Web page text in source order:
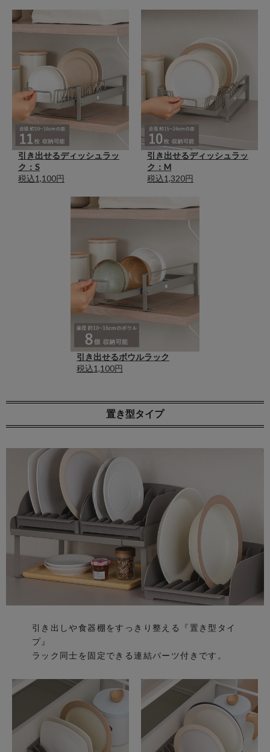
引き出せるディッシュラッ
ク：S
税込1,100円
引き出せるディッシュラッ
ク：M
税込1,320円
引き出せるボウルラック
税込1,100円
置き型タイプ
引き出しや食器棚をすっきり整える『置き型タイ
プ』
ラック同士を固定できる連結パーツ付きです。